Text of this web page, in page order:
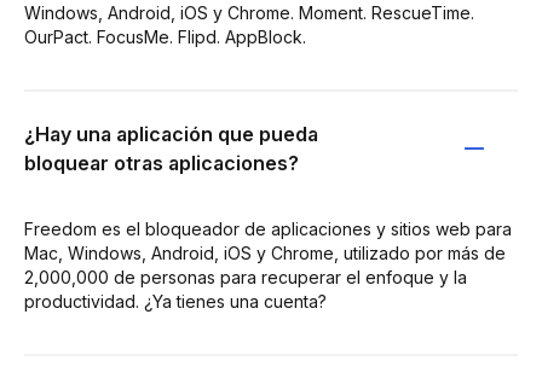
Windows, Android, iOS y Chrome. Moment. RescueTime.
OurPact. FocusMe. Flipd. AppBlock.
¿Hay una aplicación que pueda
bloquear otras aplicaciones?
Freedom es el bloqueador de aplicaciones y sitios web para
Mac, Windows, Android, iOS y Chrome, utilizado por más de
2,000,000 de personas para recuperar el enfoque y la
productividad. ¿Ya tienes una cuenta?